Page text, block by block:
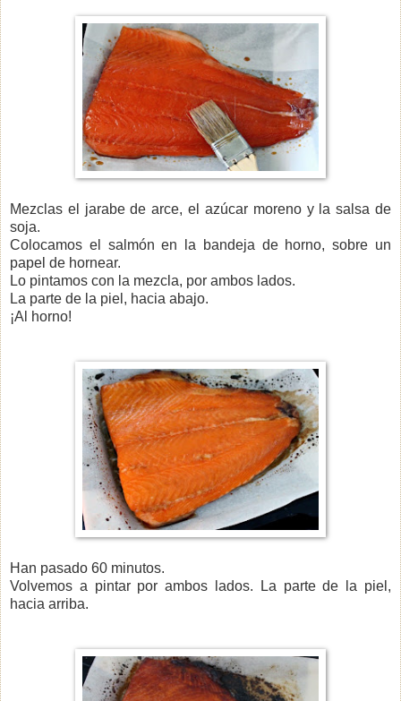
Mezclas el jarabe de arce, el azúcar moreno y la salsa de
soja.
Colocamos el salmón en la bandeja de horno, sobre un
papel de hornear.
Lo pintamos con la mezcla, por ambos lados.
La parte de la piel, hacia abajo.
¡Al horno!
Han pasado 60 minutos.
Volvemos a pintar por ambos lados. La parte de la piel,
hacia arriba.